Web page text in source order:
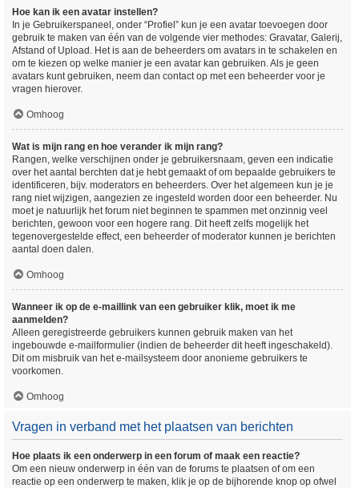
Hoe kan ik een avatar instellen?
In je Gebruikerspaneel, onder “Profiel” kun je een avatar toevoegen door
gebruik te maken van één van de volgende vier methodes: Gravatar, Galerij,
Afstand of Upload. Het is aan de beheerders om avatars in te schakelen en
om te kiezen op welke manier je een avatar kan gebruiken. Als je geen
avatars kunt gebruiken, neem dan contact op met een beheerder voor je
vragen hierover.
Omhoog
Wat is mijn rang en hoe verander ik mijn rang?
Rangen, welke verschijnen onder je gebruikersnaam, geven een indicatie
over het aantal berchten dat je hebt gemaakt of om bepaalde gebruikers te
identificeren, bijv. moderators en beheerders. Over het algemeen kun je je
rang niet wijzigen, aangezien ze ingesteld worden door een beheerder. Nu
moet je natuurlijk het forum niet beginnen te spammen met onzinnig veel
berichten, gewoon voor een hogere rang. Dit heeft zelfs mogelijk het
tegenovergestelde effect, een beheerder of moderator kunnen je berichten
aantal doen dalen.
Omhoog
Wanneer ik op de e-maillink van een gebruiker klik, moet ik me
aanmelden?
Alleen geregistreerde gebruikers kunnen gebruik maken van het
ingebouwde e-mailformulier (indien de beheerder dit heeft ingeschakeld).
Dit om misbruik van het e-mailsysteem door anonieme gebruikers te
voorkomen.
Omhoog
Vragen in verband met het plaatsen van berichten
Hoe plaats ik een onderwerp in een forum of maak een reactie?
Om een nieuw onderwerp in één van de forums te plaatsen of om een
reactie op een onderwerp te maken, klik je op de bijhorende knop op ofwel